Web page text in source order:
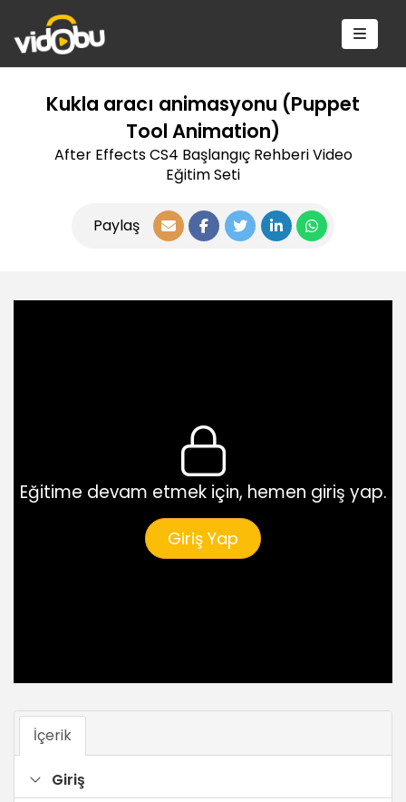
Kukla aracı animasyonu (Puppet
Tool Animation)
After Effects CS4 Başlangıç Rehberi Video
Eğitim Seti
Paylaş
Eğitime devam etmek için, hemen giriş yap.
Giriş Yap
İçerik
Giriş